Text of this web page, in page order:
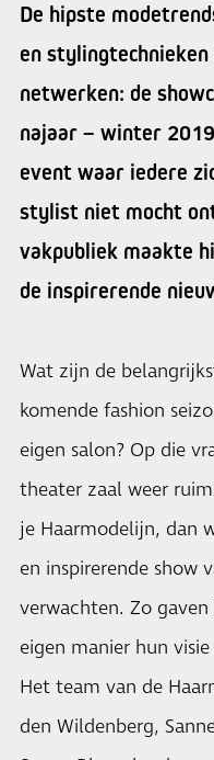
De hipste
en
netwerken: de
najaar – winter
event waar iedere
stylist niet mocht
vakpubliek maakte
de inspirerende
Wat zijn de
komende fashion
eigen salon? Op die
theater zaal weer
je Haarmodelijn, dan
en inspirerende show
verwachten. Zo
eigen manier hun
Het team van de
den Wildenberg,